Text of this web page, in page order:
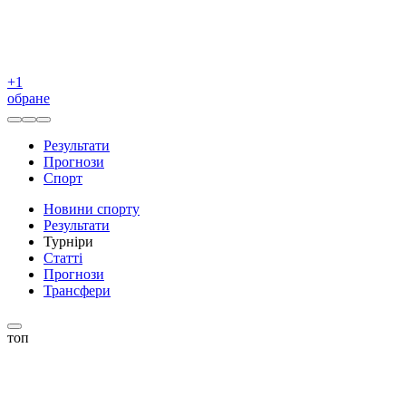
+1
обране
Результати
Прогнози
Спорт
Новини спорту
Результати
Турніри
Статті
Прогнози
Трансфери
топ